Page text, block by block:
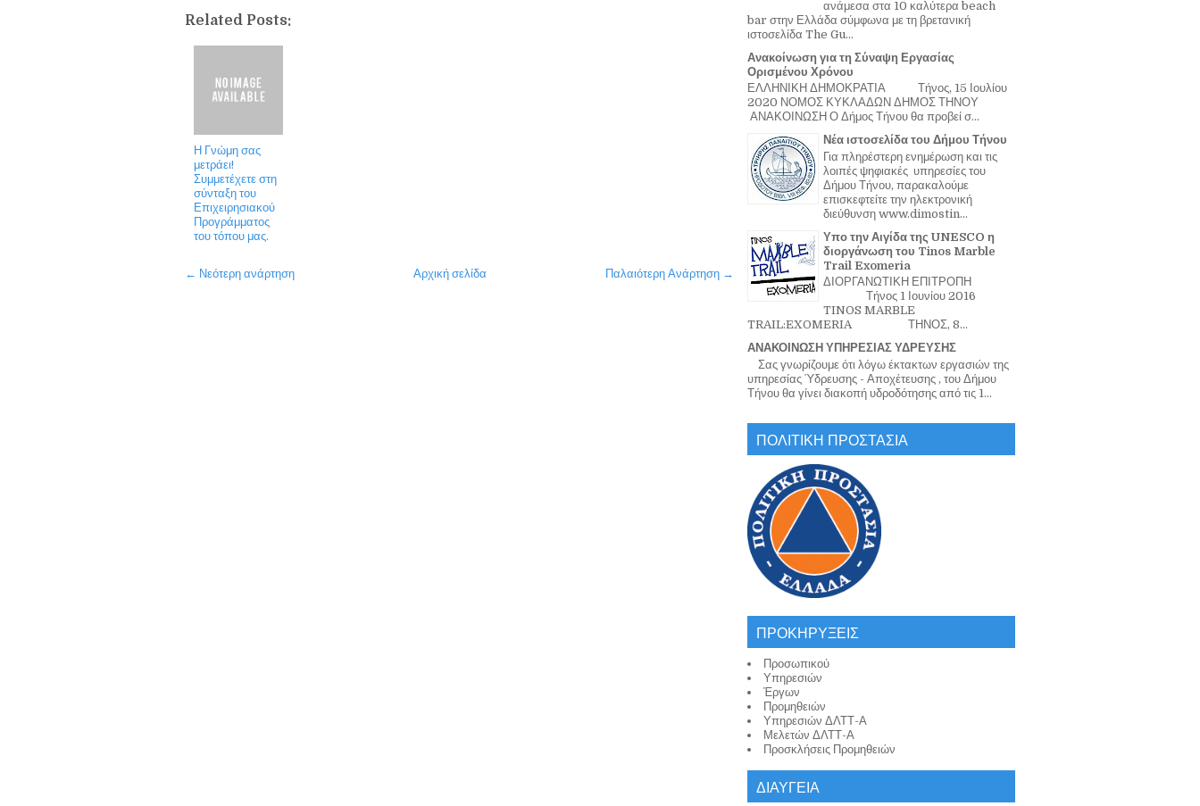
Related Posts:
Η Γνώμη σας
μετράει!
Συμμετέχετε στη
σύνταξη του
Επιχειρησιακού
Προγράμματος
του τόπου μας.
← Νεότερη ανάρτηση Παλαιότερη Ανάρτηση →
Αρχική σελίδα
ανάμεσα στα 10 καλύτερα beach
bar στην Ελλάδα σύμφωνα με τη βρετανική
ιστοσελίδα The Gu...
Ανακοίνωση για τη Σύναψη Εργασίας
Ορισμένου Χρόνου
ΕΛΛΗΝΙΚΗ ΔΗΜΟΚΡΑΤΙΑ Τήνος, 15 Ιουλίου
2020 ΝΟΜΟΣ ΚΥΚΛΑΔΩΝ ΔΗΜΟΣ ΤΗΝΟΥ
ΑΝΑΚΟΙΝΩΣΗ Ο Δήμος Τήνου θα προβεί σ...
Νέα ιστοσελίδα του Δήμου Τήνου
Για πληρέστερη ενημέρωση και τις
λοιπές ψηφιακές υπηρεσίες του
Δήμου Τήνου, παρακαλούμε
επισκεφτείτε την ηλεκτρονική
διεύθυνση www.dimostin...
Υπο την Αιγίδα της UNESCO η
διοργάνωση του Tinos Marble
Trail Exomeria
ΔΙΟΡΓΑΝΩΤΙΚΗ ΕΠΙΤΡΟΠΗ
Τήνος 1 Ιουνίου 2016
TINOS MARBLE
TRAIL:EXOMERIA ΤΗΝΟΣ, 8...
ΑΝΑΚΟΙΝΩΣΗ ΥΠΗΡΕΣΙΑΣ ΥΔΡΕΥΣΗΣ
Σας γνωρίζουμε ότι λόγω έκτακτων εργασιών της
υπηρεσίας Ύδρευσης - Αποχέτευσης , του Δήμου
Τήνου θα γίνει διακοπή υδροδότησης από τις 1...
ΠΟΛΙΤΙΚΗ ΠΡΟΣΤΑΣΙΑ
ΠΡΟΚΗΡΥΞΕΙΣ
Προσωπικού
Υπηρεσιών
Έργων
Προμηθειών
Υπηρεσιών ΔΛΤΤ-Α
Μελετών ΔΛΤΤ-Α
Προσκλήσεις Προμηθειών
ΔΙΑΥΓΕΙΑ